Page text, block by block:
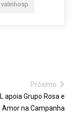
valinhosp
Próximo
apoia Grupo Rosa e
Amor na Campanha